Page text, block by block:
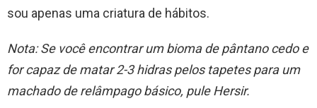
sou apenas uma criatura de hábitos.
Nota: Se você encontrar um bioma de pântano cedo e
for capaz de matar 2-3 hidras pelos tapetes para um
machado de relâmpago básico, pule Hersir.